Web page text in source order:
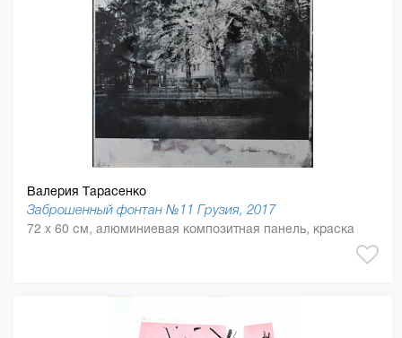
Валерия Тарасенко
Заброшенный фонтан №11 Грузия, 2017
72 x 60 см, алюминиевая композитная панель, краска